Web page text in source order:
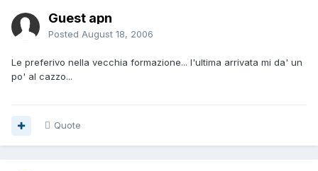
Guest apn
Posted August 18, 2006
Le preferivo nella vecchia formazione... l'ultima arrivata mi da' un
po' al cazzo...
Quote